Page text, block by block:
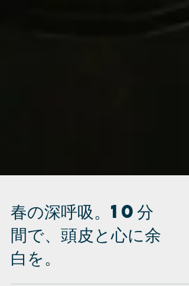
春の深呼吸。10分
間で、頭皮と心に余